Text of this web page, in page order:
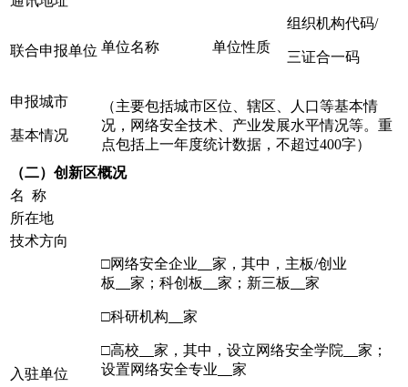
联合申报单位 单位名称 单位性质
组织机构代码/
三证合一码
申报城市
基本情况
（主要包括城市区位、辖区、人口等基本情
况，网络安全技术、产业发展水平情况等。重
点包括上一年度统计数据，不超过400字）
（二） 创新区概况
名 称
所在地
技术方向
入驻单位
□网络安全企业
家，其中，主板/创业
板
家；科创板 家；新三板 家
□科研机构 家
□高校 家，其中，设立网络安全学院
家；
设置网络安全专业
家